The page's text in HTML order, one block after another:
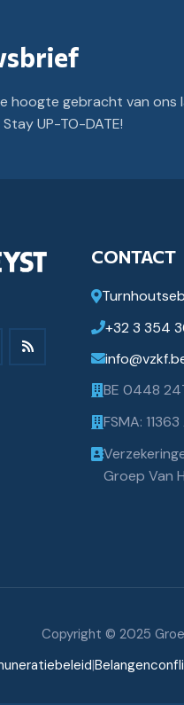
hoogte gebracht van ons
UP-TO-DATE!
CONTACT
+32 3 354
BE 0448
FSMA: 11363
Groep Van
Copyright © 2025
|